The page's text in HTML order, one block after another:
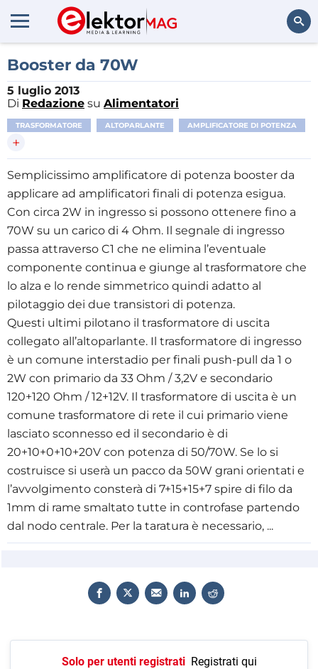
Booster da 70W
5 luglio 2013
Di Redazione su Alimentatori
TRASFORMATORE ALTOPARLANTE AMPLIFICATORE DI POTENZA
+
Semplicissimo amplificatore di potenza booster da
applicare ad amplificatori finali di potenza esigua.
Con circa 2W in ingresso si possono ottenere fino a
70W su un carico di 4 Ohm. Il segnale di ingresso
passa attraverso C1 che ne elimina l’eventuale
componente continua e giunge al trasformatore che
lo alza e lo rende simmetrico quindi adatto al
pilotaggio dei due transistori di potenza.
Questi ultimi pilotano il trasformatore di uscita
collegato all’altoparlante. Il trasformatore di ingresso
è un comune interstadio per finali push-pull da 1 o
2W con primario da 33 Ohm / 3,2V e secondario
120+120 Ohm / 12+12V. Il trasformatore di uscita è un
comune trasformatore di rete il cui primario viene
lasciato sconnesso ed il secondario è di
20+10+0+10+20V con potenza di 50/70W. Se lo si
costruisce si userà un pacco da 50W grani orientati e
l’avvolgimento consterà di 7+15+15+7 spire di filo da
1mm di rame smaltato tutte in controfase partendo
dal nodo centrale. Per la taratura è necessario, ...
Solo per utenti registrati Registrati qui